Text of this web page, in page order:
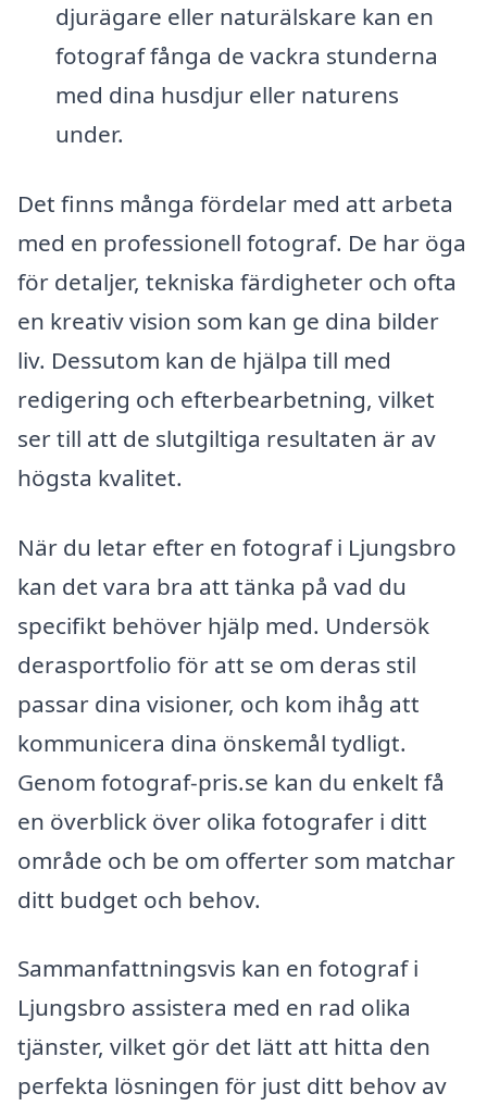
djurägare eller naturälskare kan en
fotograf fånga de vackra stunderna
med dina husdjur eller naturens
under.
Det finns många fördelar med att arbeta
med en professionell fotograf. De har öga
för detaljer, tekniska färdigheter och ofta
en kreativ vision som kan ge dina bilder
liv. Dessutom kan de hjälpa till med
redigering och efterbearbetning, vilket
ser till att de slutgiltiga resultaten är av
högsta kvalitet.
När du letar efter en fotograf i Ljungsbro
kan det vara bra att tänka på vad du
specifikt behöver hjälp med. Undersök
derasportfolio för att se om deras stil
passar dina visioner, och kom ihåg att
kommunicera dina önskemål tydligt.
Genom fotograf-pris.se kan du enkelt få
en överblick över olika fotografer i ditt
område och be om offerter som matchar
ditt budget och behov.
Sammanfattningsvis kan en fotograf i
Ljungsbro assistera med en rad olika
tjänster, vilket gör det lätt att hitta den
perfekta lösningen för just ditt behov av